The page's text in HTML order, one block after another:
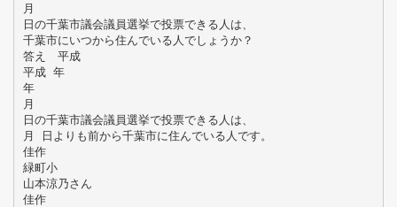
月
日の千葉市議会議員選挙で投票できる人は、
千葉市にいつから住んでいる人でしょうか？
答え 平成
平成 年
年
月
日の千葉市議会議員選挙で投票できる人は、
月 日よりも前から千葉市に住んでいる人です。
佳作
緑町小
山本涼乃さん
佳作